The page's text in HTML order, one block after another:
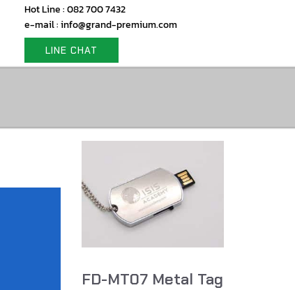
Hot Line : 082 700 7432
e-mail : info@grand-premium.com
LINE CHAT
FD-MT07 Metal Tag